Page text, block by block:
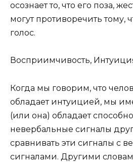
осознает то, что его поза,
могут противоречить тому,
голос.
Восприимчивость,
Когда мы говорим, что
обладает интуицией, мы
(или она) обладает
невербальные сигналы
сравнивать эти сигналы с
сигналами. Другими